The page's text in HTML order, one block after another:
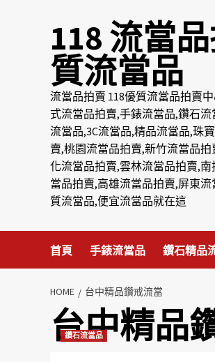
118 流當
質流當品
流當品拍賣 118優質流當品拍賣
式流當品拍賣,手錶流當品,鑽石
流當品,3C流當品,精品流當品,珠
賣,桃園流當品拍賣,新竹流當品
化流當品拍賣,雲林流當品拍賣,
當品拍賣,高雄流當品拍賣,屏東
質流當品,便宜流當品就在這
首頁 手錶流當品 鑽石精品
HOME 台中精品鑽戒流當
台中精品
鑽石流當品